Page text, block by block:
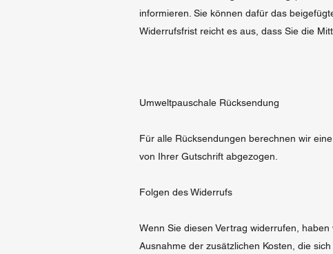
informieren. Sie können dafür das
Widerrufsfrist reicht es aus, dass Sie die
Umweltpauschale Rücksendung
Für alle Rücksendungen berechnen wir
von Ihrer Gutschrift abgezogen.
Folgen des Widerrufs
Wenn Sie diesen Vertrag widerrufen,
Ausnahme der zusätzlichen Kosten, die